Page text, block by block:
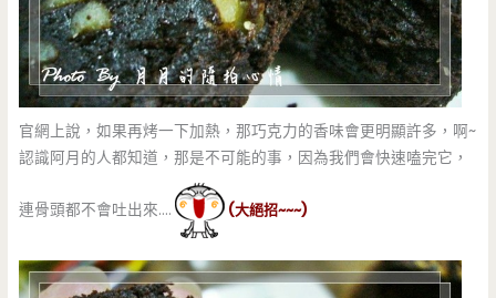
官網上說，如果再烤一下加熱，那巧克力的香味會更明顯許多，啊~
認識阿月的人都知道，那是不可能的事，因為我們會快速嗑完它，
連骨頭都不會吐出來…. (大絕招~~~)